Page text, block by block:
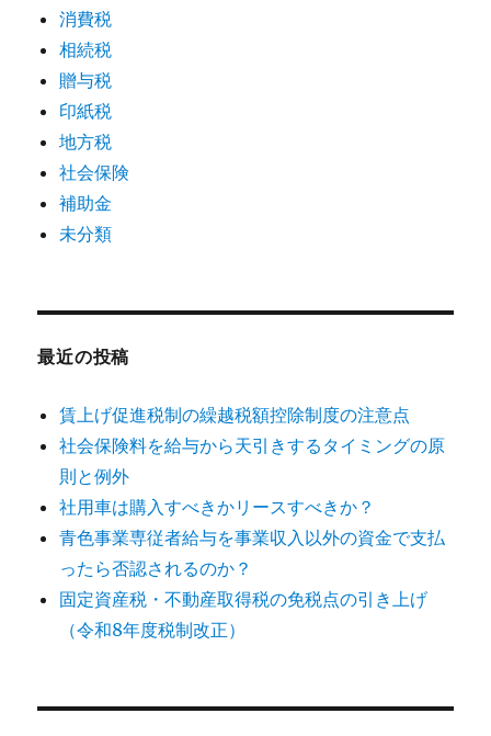
消費税
相続税
贈与税
印紙税
地方税
社会保険
補助金
未分類
最近の投稿
賃上げ促進税制の繰越税額控除制度の注意点
社会保険料を給与から天引きするタイミングの原
則と例外
社用車は購入すべきかリースすべきか？
青色事業専従者給与を事業収入以外の資金で支払
ったら否認されるのか？
固定資産税・不動産取得税の免税点の引き上げ
（令和8年度税制改正）